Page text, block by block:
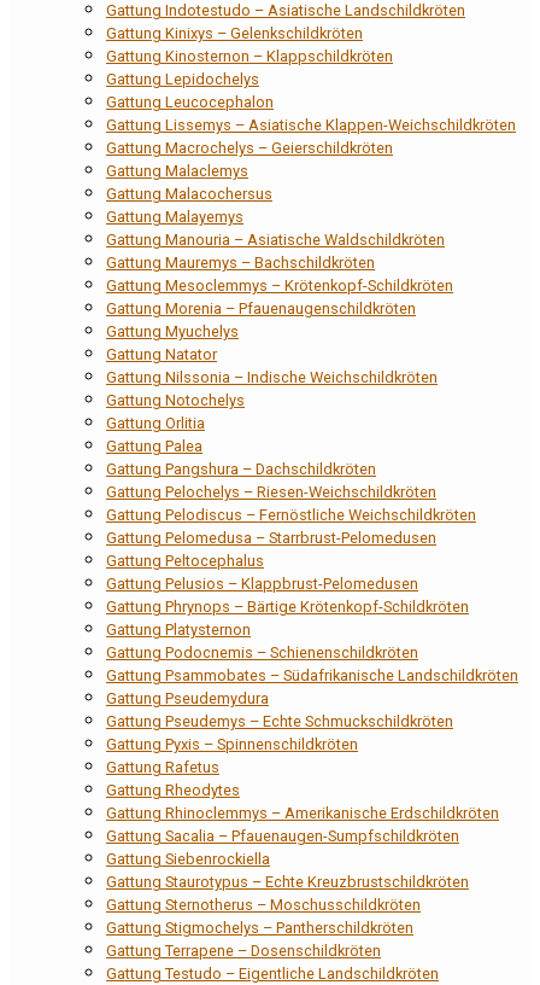
Gattung Indotestudo – Asiatische Landschildkröten
Gattung Kinixys – Gelenkschildkröten
Gattung Kinosternon – Klappschildkröten
Gattung Lepidochelys
Gattung Leucocephalon
Gattung Lissemys – Asiatische Klappen-Weichschildkröten
Gattung Macrochelys – Geierschildkröten
Gattung Malaclemys
Gattung Malacochersus
Gattung Malayemys
Gattung Manouria – Asiatische Waldschildkröten
Gattung Mauremys – Bachschildkröten
Gattung Mesoclemmys – Krötenkopf-Schildkröten
Gattung Morenia – Pfauenaugenschildkröten
Gattung Myuchelys
Gattung Natator
Gattung Nilssonia – Indische Weichschildkröten
Gattung Notochelys
Gattung Orlitia
Gattung Palea
Gattung Pangshura – Dachschildkröten
Gattung Pelochelys – Riesen-Weichschildkröten
Gattung Pelodiscus – Fernöstliche Weichschildkröten
Gattung Pelomedusa – Starrbrust-Pelomedusen
Gattung Peltocephalus
Gattung Pelusios – Klappbrust-Pelomedusen
Gattung Phrynops – Bärtige Krötenkopf-Schildkröten
Gattung Platysternon
Gattung Podocnemis – Schienenschildkröten
Gattung Psammobates – Südafrikanische Landschildkröten
Gattung Pseudemydura
Gattung Pseudemys – Echte Schmuckschildkröten
Gattung Pyxis – Spinnenschildkröten
Gattung Rafetus
Gattung Rheodytes
Gattung Rhinoclemmys – Amerikanische Erdschildkröten
Gattung Sacalia – Pfauenaugen-Sumpfschildkröten
Gattung Siebenrockiella
Gattung Staurotypus – Echte Kreuzbrustschildkröten
Gattung Sternotherus – Moschusschildkröten
Gattung Stigmochelys – Pantherschildkröten
Gattung Terrapene – Dosenschildkröten
Gattung Testudo – Eigentliche Landschildkröten